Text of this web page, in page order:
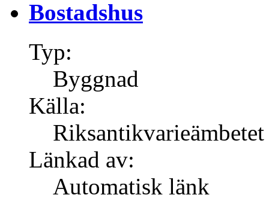
Bostadshus
Typ:
Byggnad
Källa:
Riksantikvarieämbetet
Länkad av:
Automatisk länk